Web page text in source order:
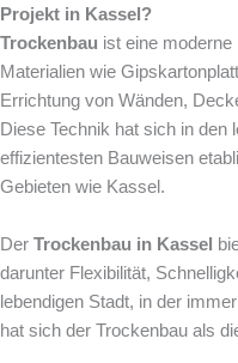
Projekt in Kassel?
Trockenbau ist eine
Materialien wie
Errichtung von Wänden,
Diese Technik hat sich in den
effizientesten Bauweisen
Gebieten wie Kassel.
Der Trockenbau in Kassel
darunter Flexibilität,
lebendigen Stadt, in der
hat sich der Trockenbau als